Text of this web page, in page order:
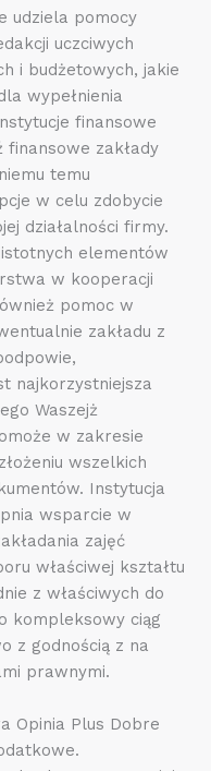
udziela pomocy
uczciwych
i budżetowych, jakie
wypełnienia
finansowe
zakłady
temu
w celu zdobycie
działalności firmy.
elementów
w kooperacji
pomoc w
zakładu z
najkorzystniejsza
Waszejż
w zakresie
wszelkich
Instytucja
wsparcie w
zajęć
właściwej kształtu
z właściwych do
kompleksowy ciąg
z godnością z na
prawnymi.
Opinia Plus Dobre